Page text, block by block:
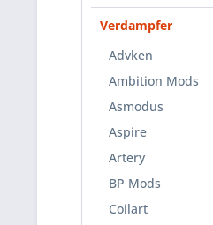
Verdampfer
Advken
Ambition Mods
Asmodus
Aspire
Artery
BP Mods
Coilart